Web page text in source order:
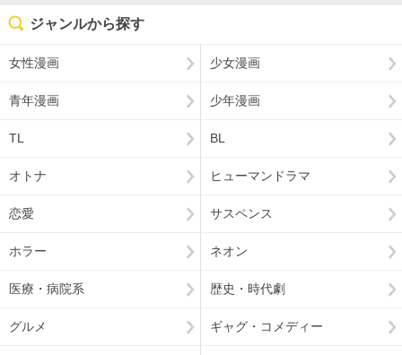
ジャンルから探す
女性漫画 少女漫画
青年漫画 少年漫画
TL BL
オトナ ヒューマンドラマ
恋愛 サスペンス
ホラー ネオン
医療・病院系 歴史・時代劇
グルメ ギャグ・コメディー